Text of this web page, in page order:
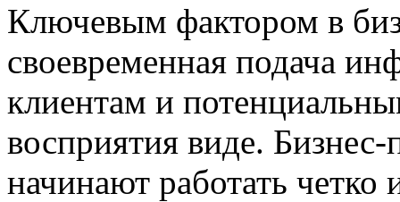
Ключевым фактором в
своевременная подача
клиентам и
восприятия виде.
начинают работать четко